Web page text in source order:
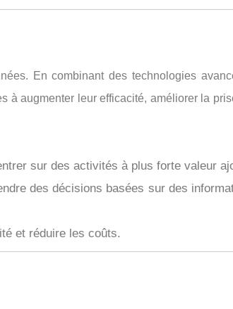
En combinant des technologies
à augmenter leur efficacité, améliorer la
sur des activités à plus forte valeur
des décisions basées sur des
et réduire les coûts.